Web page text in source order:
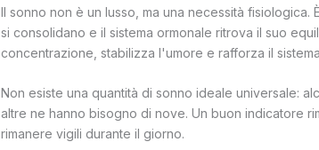
Il sonno non è un lusso, ma una necessità fisiologica.
si consolidano e il sistema ormonale ritrova il suo
concentrazione, stabilizza l'umore e rafforza il
Non esiste una quantità di sonno ideale universale:
altre ne hanno bisogno di nove. Un buon indicatore
rimanere vigili durante il giorno.